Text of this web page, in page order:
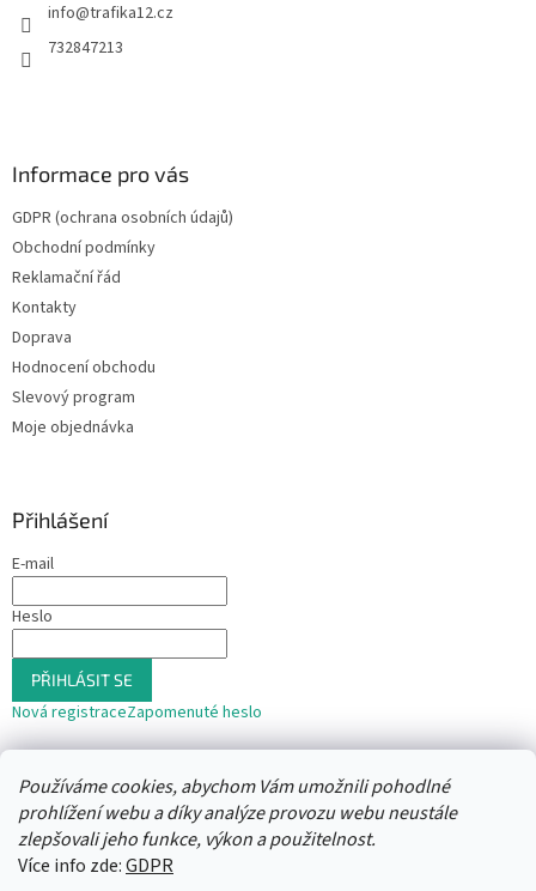
Používáme cookies, abychom Vám umožnili pohodlné
prohlížení webu a díky analýze provozu webu neustále
zlepšovali jeho funkce, výkon a použitelnost.
Více info zde:GDPR
info@trafika12.cz
732847213
Informace pro vás
GDPR (ochrana osobních údajů)
Obchodní podmínky
Reklamační řád
Kontakty
Doprava
Hodnocení obchodu
Slevový program
Moje objednávka
Přihlášení
E-mail
Heslo
PŘIHLÁSIT SE
Nová registraceZapomenuté heslo
nebo
Přihlásit se přes Seznam